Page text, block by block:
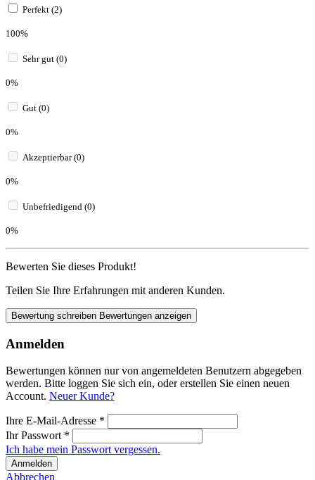
Perfekt (2)
100%
Sehr gut (0)
0%
Gut (0)
0%
Akzeptierbar (0)
0%
Unbefriedigend (0)
0%
Bewerten Sie dieses Produkt!
Teilen Sie Ihre Erfahrungen mit anderen Kunden.
Bewertung schreiben Bewertungen anzeigen
Anmelden
Bewertungen können nur von angemeldeten Benutzern abgegeben
werden. Bitte loggen Sie sich ein, oder erstellen Sie einen neuen
Account. Neuer Kunde?
Ihre E-Mail-Adresse *
Ihr Passwort *
Ich habe mein Passwort vergessen.
Anmelden
Abbrechen